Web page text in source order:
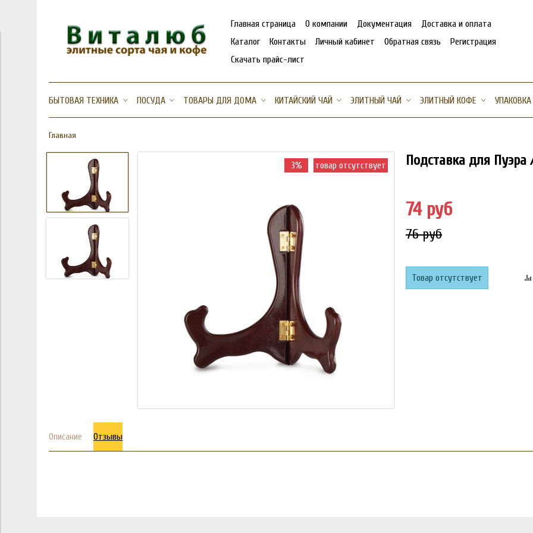
Главная страница О компании Документация
Доставка и оплата
Каталог
Контакты Личный кабинет Обратная связь
Регистрация
Скачать прайс-лист
БЫТОВАЯ ТЕХНИКА ПОСУДА ТОВАРЫ ДЛЯ ДОМА КИТАЙСКИЙ ЧАЙ ЭЛИТНЫЙ ЧАЙ ЭЛИТНЫЙ КОФЕ УПАКОВКА
Главная
3% товар отсутствует Подставка для Пуэра
74 руб
76 руб
Товар отсутствует
Описание Отзывы